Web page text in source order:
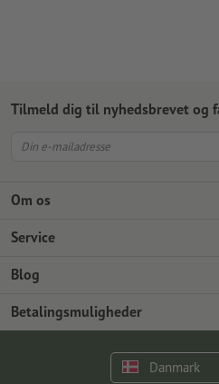
Om os
Virksomhed
Miljøbeskyttelse
Service
Betalingsmuligheder
Forsendelse
Premiumprogram
Blog
Photoshop-vejledninger
Gratis skrifttyper & fonte
Betalingsmuligheder
Tilmeld dig til nyhedsbrevet og
Danmark